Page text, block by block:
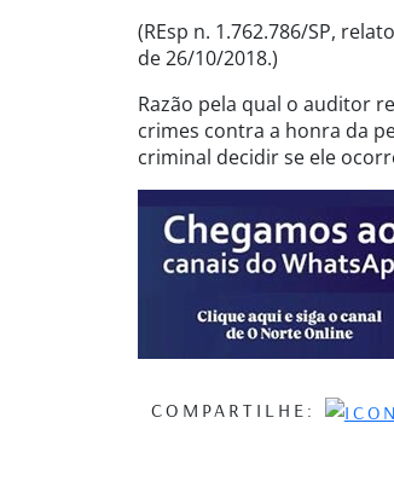
(REsp n. 1.762.786/SP,
de 26/10/2018.)
Razão pela qual o auditor
crimes contra a honra da
criminal decidir se ele
COMPARTILHE: